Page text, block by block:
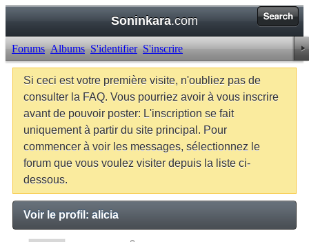
Soninkara.com
Forums Albums S'identifier S'inscrire
Si ceci est votre première visite, n'oubliez pas de
consulter la FAQ. Vous pourriez avoir à vous inscrire
avant de pouvoir poster: L'inscription se fait
uniquement à partir du site principal. Pour
commencer à voir les messages, sélectionnez le
forum que vous voulez visiter depuis la liste ci-
dessous.
Voir le profil: alicia